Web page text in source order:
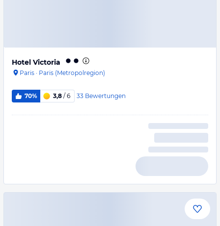
Hotel Victoria
Paris · Paris (Metropolregion)
70% 3,8 / 6 33 Bewertungen